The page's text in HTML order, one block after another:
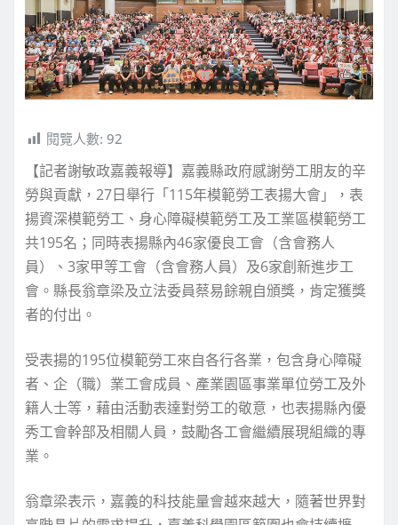
閱覽人數: 92
【記者謝敏政嘉義報導】嘉義縣政府感謝勞工朋友的辛
勞與貢獻，27日舉行「115年模範勞工表揚大會」，表
揚資深模範勞工、身心障礙模範勞工及工業區模範勞工
共195名；同時表揚縣內46家優良工會（含會務人
員）、3家甲等工會（含會務人員）及6家創新進步工
會。縣長翁章梁及立法委員蔡易餘親自頒獎，肯定獲獎
者的付出。
受表揚的195位模範勞工來自各行各業，包含身心障礙
者、企（職）業工會成員、產業園區事業單位勞工及外
籍人士等，藉由活動表達對勞工的敬意，也表揚縣內優
秀工會幹部及相關人員，鼓勵各工會繼續展現組織的專
業。
翁章梁表示，嘉義的科技能量會越來越大，隨著世界對